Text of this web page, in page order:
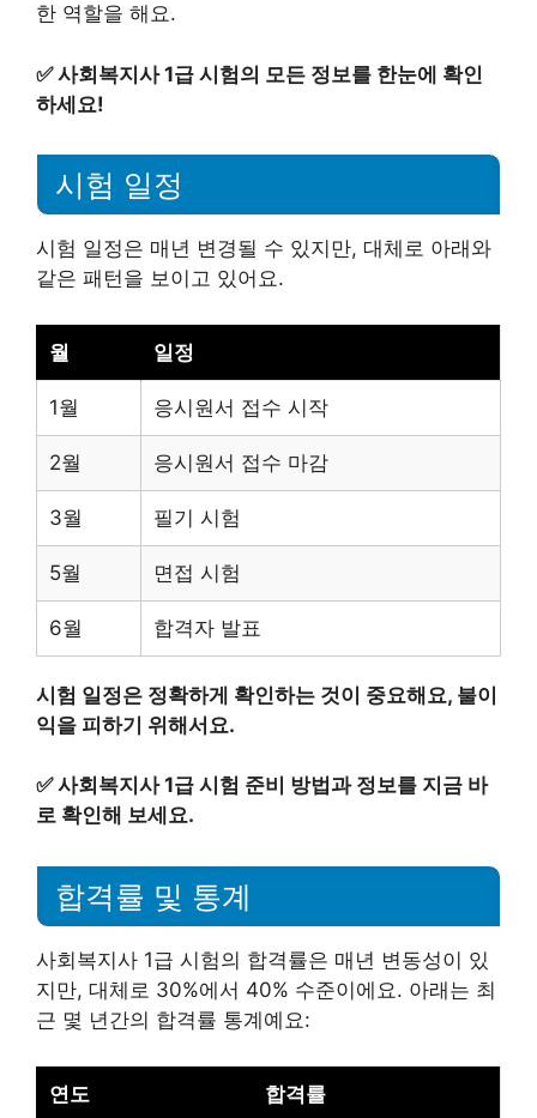
한 역할을 해요.
✅사회복지사 1급 시험의 모든 정보를 한눈에 확인
하세요!
시험 일정
시험 일정은 매년 변경될 수 있지만, 대체로 아래와
같은 패턴을 보이고 있어요.
월 일정
1월 응시원서 접수 시작
2월 응시원서 접수 마감
3월 필기 시험
5월 면접 시험
6월 합격자 발표
시험 일정은 정확하게 확인하는 것이 중요해요, 불이
익을 피하기 위해서요.
✅사회복지사 1급 시험 준비 방법과 정보를 지금 바
로 확인해 보세요.
합격률 및 통계
사회복지사 1급 시험의 합격률은 매년 변동성이 있
지만, 대체로 30%에서 40% 수준이에요. 아래는 최
근 몇 년간의 합격률 통계예요:
연도 합격률